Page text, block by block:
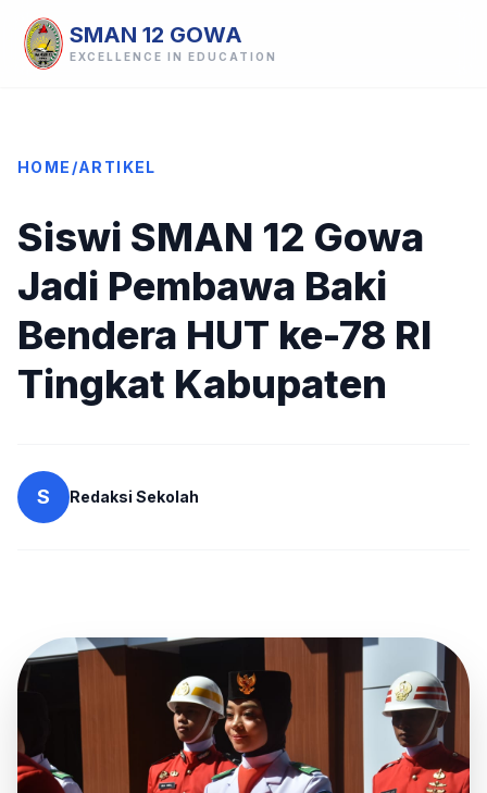
SMAN 12 GOWA
EXCELLENCE IN EDUCATION
HOME /ARTIKEL
Siswi SMAN 12 Gowa
Jadi Pembawa Baki
Bendera HUT ke-78 RI
Tingkat Kabupaten
S Redaksi Sekolah